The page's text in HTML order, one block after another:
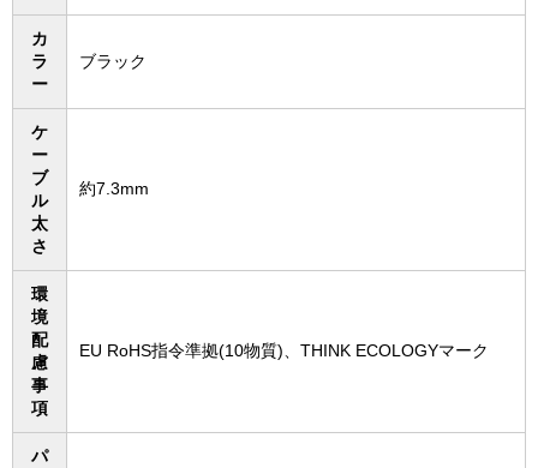
カ
ラ
ー
ブラック
ケ
ー
ブ
ル
太
さ
約7.3mm
環
境
配
慮
事
項
EU RoHS指令準拠(10物質)、THINK ECOLOGYマーク
パ